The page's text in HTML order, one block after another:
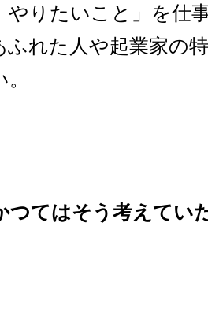
やりたいこと」を仕
ふれた人や起業家の
つてはそう考えてい